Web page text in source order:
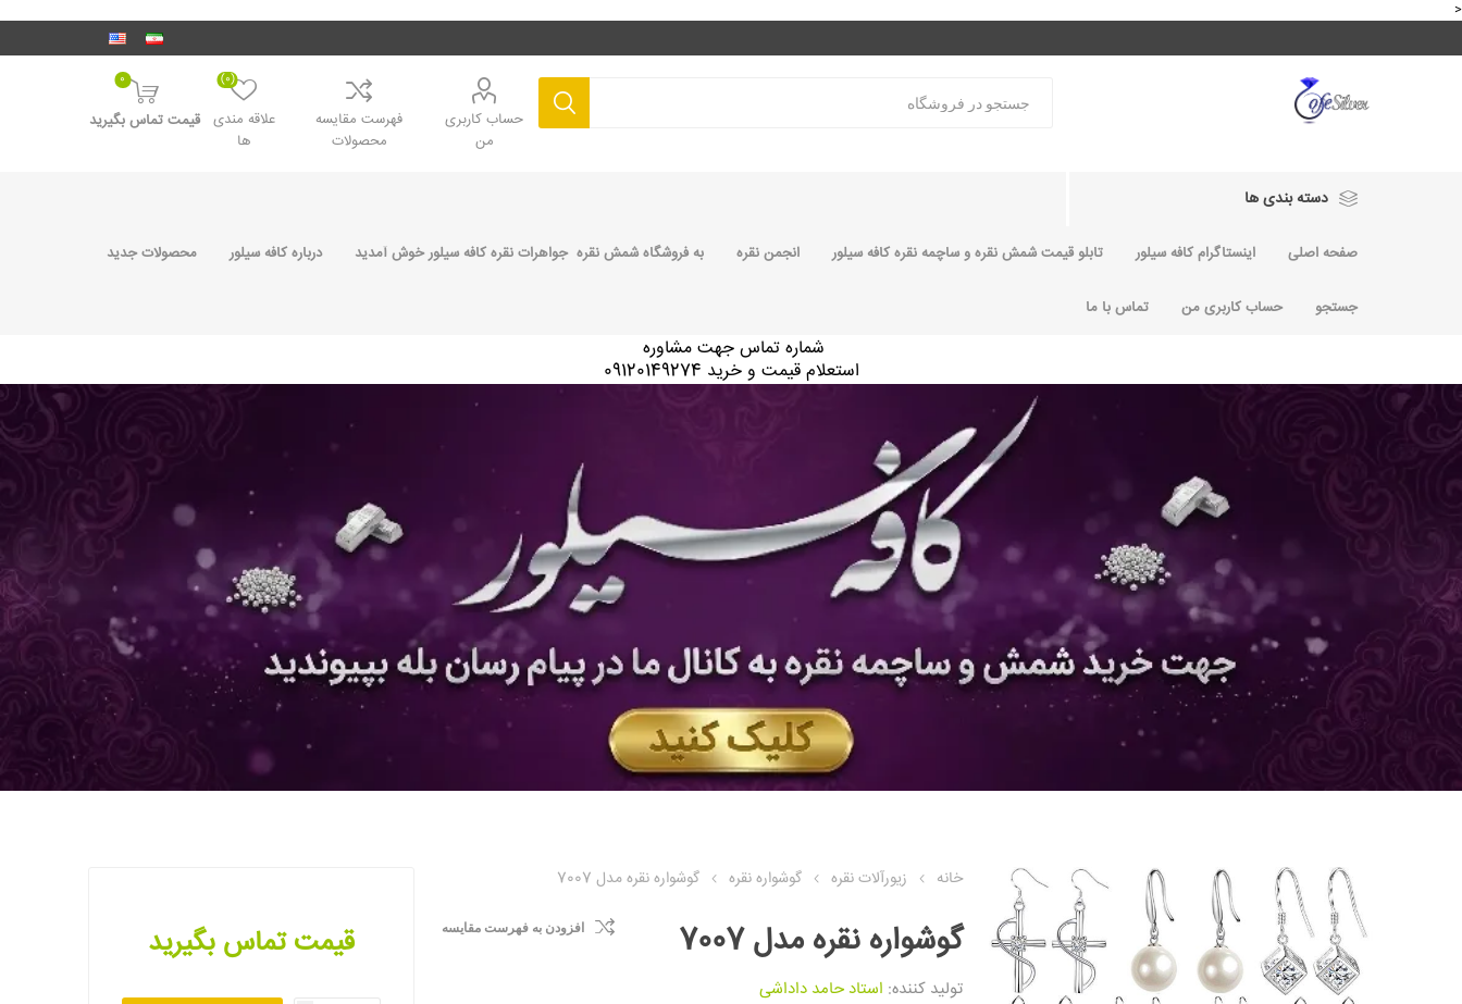
<
حساب کاربری
من
فهرست مقایسه
محصولات
علاقه مندی
ها
(0)
0
قیمت تماس بگیرید
دسته بندی ها
صفحه اصلی اینستاگرام کافه سیلور تابلو قیمت شمش نقره و ساچمه نقره کافه سیلور انجمن نقره به فروشگاه شمش نقره جواهرات نقره کافه سیلور خوش آمدید درباره کافه سیلور محصولات جدید
جستجو حساب کاربری من تماس با ما
شماره تماس جهت مشاوره
استعلام قیمت و خرید 09120149274
خانه زیورآلات نقره گوشواره نقره گوشواره نقره مدل 7007
گوشواره نقره مدل 7007
تولید کننده: استاد حامد داداشی
افزودن به فهرست مقایسه قیمت تماس بگیرید